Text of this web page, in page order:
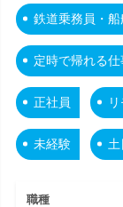
鉄道乗務員・船
定時で帰れる仕
正社員
未経験
職種